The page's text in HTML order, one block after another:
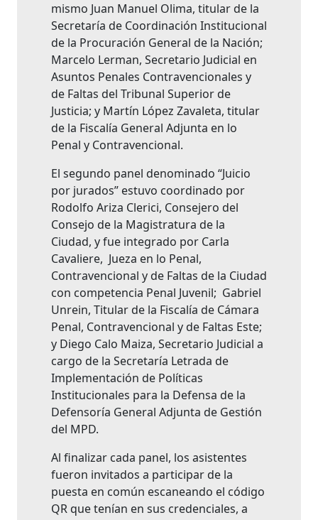
mismo Juan Manuel Olima, titular de la
Secretaría de Coordinación Institucional
de la Procuración General de la Nación;
Marcelo Lerman, Secretario Judicial en
Asuntos Penales Contravencionales y
de Faltas del Tribunal Superior de
Justicia; y Martín López Zavaleta, titular
de la Fiscalía General Adjunta en lo
Penal y Contravencional.
El segundo panel denominado “Juicio
por jurados” estuvo coordinado por
Rodolfo Ariza Clerici, Consejero del
Consejo de la Magistratura de la
Ciudad, y fue integrado por Carla
Cavaliere, Jueza en lo Penal,
Contravencional y de Faltas de la Ciudad
con competencia Penal Juvenil; Gabriel
Unrein, Titular de la Fiscalía de Cámara
Penal, Contravencional y de Faltas Este;
y Diego Calo Maiza, Secretario Judicial a
cargo de la Secretaría Letrada de
Implementación de Políticas
Institucionales para la Defensa de la
Defensoría General Adjunta de Gestión
del MPD.
Al finalizar cada panel, los asistentes
fueron invitados a participar de la
puesta en común escaneando el código
QR que tenían en sus credenciales, a